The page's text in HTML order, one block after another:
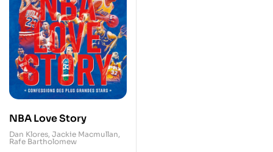
NBA Love Story
Dan Klores, Jackie Macmullan,
Rafe Bartholomew